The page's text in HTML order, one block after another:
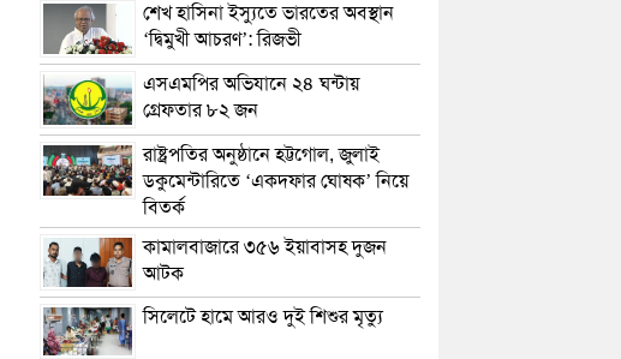
শেখ হাসিনা ইস্যুতে ভারতের অবস্থান
‘দ্বিমুখী আচরণ’: রিজভী
এসএমপির অভিযানে ২৪ ঘন্টায়
গ্রেফতার ৮২ জন
রাষ্ট্রপতির অনুষ্ঠানে হট্টগোল, জুলাই
ডকুমেন্টারিতে ‘একদফার ঘোষক’ নিয়ে
বিতর্ক
কামালবাজারে ৩৫৬ ইয়াবাসহ দুজন
আটক
সিলেটে হামে আরও দুই শিশুর মৃত্যু